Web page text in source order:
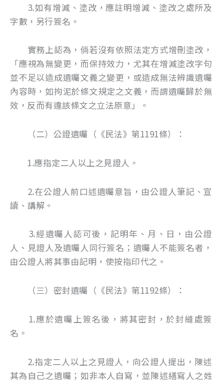
3.如有增減、塗改，應註明增減、塗改之處所及
字數，另行簽名。
實務上認為，倘若沒有依照法定方式增刪塗改，
「應視為無變更，而保持效力，尤其在增減塗改字句
並不足以造成遺囑文義之變更，或造成無法辨識遺囑
內容時，如拘泥於條文規定之文義，而謂遺囑歸於無
效，反而有違該條文之立法原意」。
（二）公證遺囑（《民法》第1191條）：
1.應指定二人以上之見證人。
2.在公證人前口述遺囑意旨，由公證人筆記、宣
讀、講解。
3.經遺囑人認可後，記明年、月、日，由公證
人、見證人及遺囑人同行簽名；遺囑人不能簽名者，
由公證人將其事由記明，使按指印代之。
（三）密封遺囑（《民法》第1192條）：
1.應於遺囑上簽名後，將其密封，於封縫處簽
名。
2.指定二人以上之見證人，向公證人提出，陳述
其為自己之遺囑；如非本人自寫，並陳述繕寫人之姓